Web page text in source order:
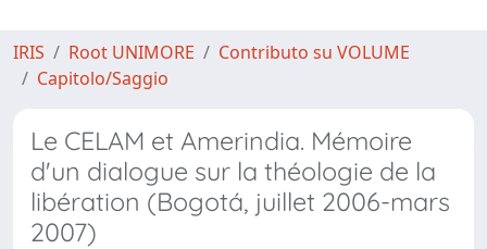
IRIS Root UNIMORE
Contributo su VOLUME
Capitolo/Saggio
Le CELAM et Amerindia. Mémoire
d'un dialogue sur la théologie de la
libération (Bogotá, juillet 2006-mars
2007)